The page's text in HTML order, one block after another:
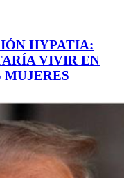
HYPATIA:
VIVIR EN
MUJERES